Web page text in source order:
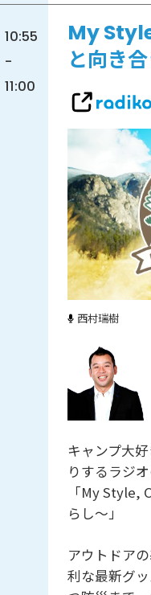
10:55
-
11:00
My
と向き
西村瑞樹
キャンプ大
りするラジ
「My Style,
らし〜」
アウトドア
利な最新グ